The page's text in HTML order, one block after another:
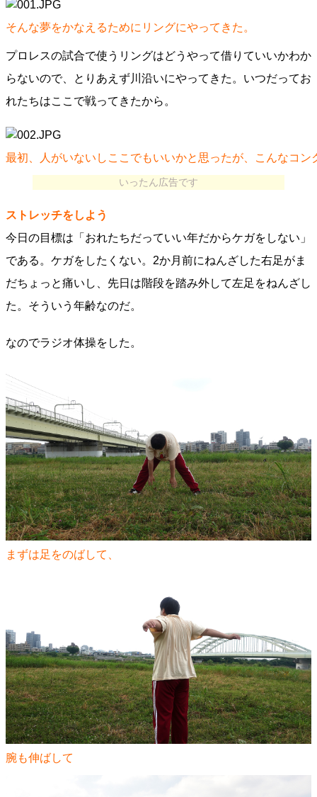
そんな夢をかなえるためにリングにやってきた。
プロレスの試合で使うリングはどうやって借りていいかわか
らないので、とりあえず川沿いにやってきた。いつだってお
れたちはここで戦ってきたから。
最初、人がいないしここでもいいかと思ったが、こんなコ
いったん広告です
ストレッチをしよう
今日の目標は「おれたちだっていい年だからケガをしない」
である。ケガをしたくない。2か月前にねんざした右足がま
だちょっと痛いし、先日は階段を踏み外して左足をねんざし
た。そういう年齢なのだ。
なのでラジオ体操をした。
まずは足をのばして、
腕も伸ばして